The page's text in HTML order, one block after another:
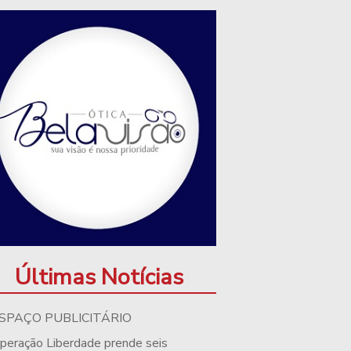
Últimas Notícias
PUBLICITÁRIO
Liberdade prende seis